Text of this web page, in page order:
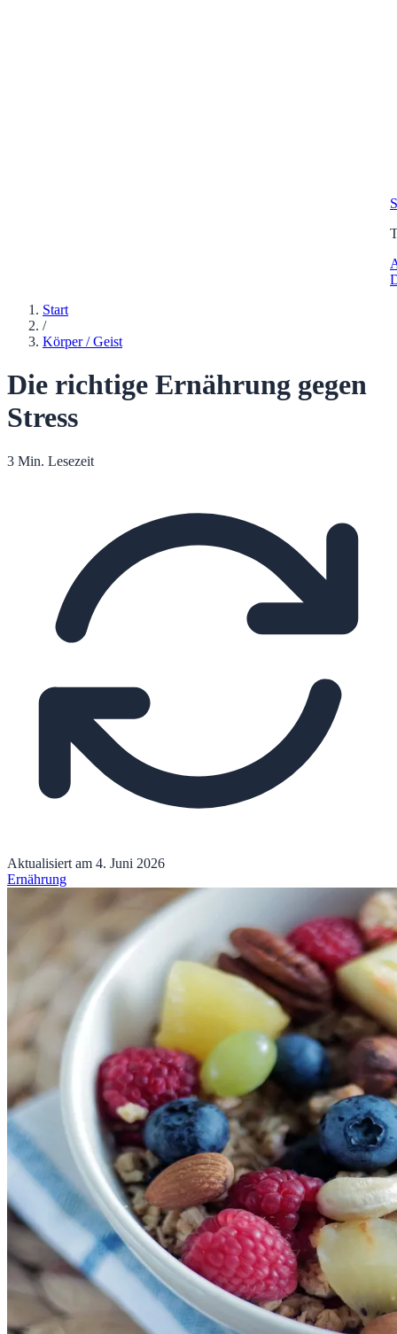
Start
/
Körper / Geist
Die richtige Ernährung gegen
Stress
3 Min. Lesezeit
Aktualisiert am 4. Juni 2026
Ernährung